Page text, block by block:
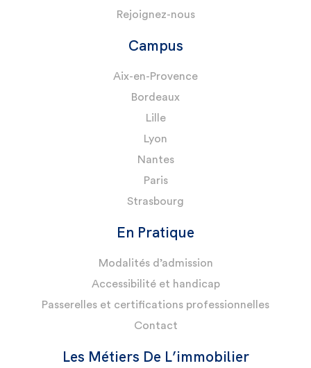
Rejoignez-nous
Campus
Aix-en-Provence
Bordeaux
Lille
Lyon
Nantes
Paris
Strasbourg
En Pratique
Modalités d’admission
Accessibilité et handicap
Passerelles et certifications professionnelles
Contact
Les Métiers De L’immobilier